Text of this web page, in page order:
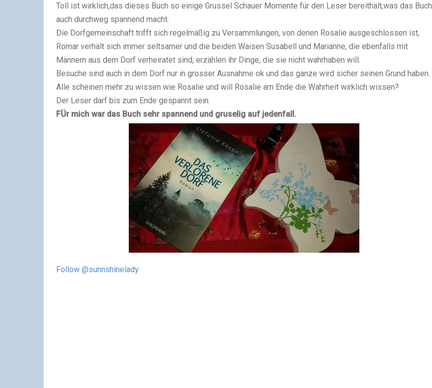
Toll ist wirklich,das dieses Buch so einige Grussel Schauer Momente für den Leser bereithält,was das Buch
auch durchweg spannend macht.
Die Dorfgemeinschaft trifft sich regelmäßig zu Versammlungen, von denen Rosalie ausgeschlossen ist,
Romar verhält sich immer seltsamer und die beiden Waisen Susabell und Marianne, die ebenfalls mit
Männern aus dem Dorf verheiratet sind, erzählen ihr Dinge, die sie nicht wahrhaben will.
Besuche sind auch in dem Dorf nur in grosser Ausnahme ok und das ganze wird sicher seinen Grund haben.
Alle scheinen mehr zu wissen wie Rosalie und will Rosalie am Ende die Wahrheit wirklich wissen?
Der Leser darf bis zum Ende gespannt sein.
FÜr mich war das Buch sehr spannend und gruselig auf jedenfall.
Follow @sunnshinelady